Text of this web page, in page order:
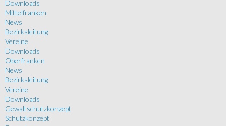
Downloads
Mittelfranken
News
Bezirksleitung
Vereine
Downloads
Oberfranken
News
Bezirksleitung
Vereine
Downloads
Gewaltschutzkonzept
Schutzkonzept